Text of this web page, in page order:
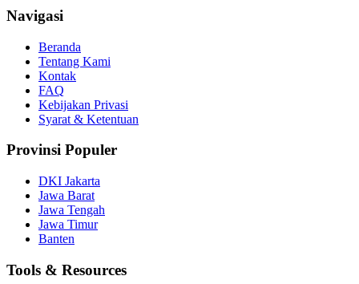
Navigasi
Beranda
Tentang Kami
Kontak
FAQ
Kebijakan Privasi
Syarat & Ketentuan
Provinsi Populer
DKI Jakarta
Jawa Barat
Jawa Tengah
Jawa Timur
Banten
Tools & Resources